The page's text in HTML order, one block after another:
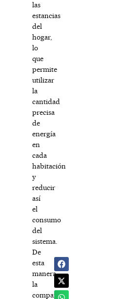
las
estancias
del
hogar,
lo
que
permite
utilizar
la
cantidad
precisa
de
energía
en
cada
habitación
y
reducir
así
el
consumo
del
sistema.
De
esta
manera,
la
compañía